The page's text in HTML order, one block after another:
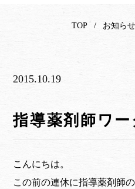
TOP お知らせ
2015.10.19
指導薬剤師ワ
こんにちは。
この前の連休に指導薬剤師